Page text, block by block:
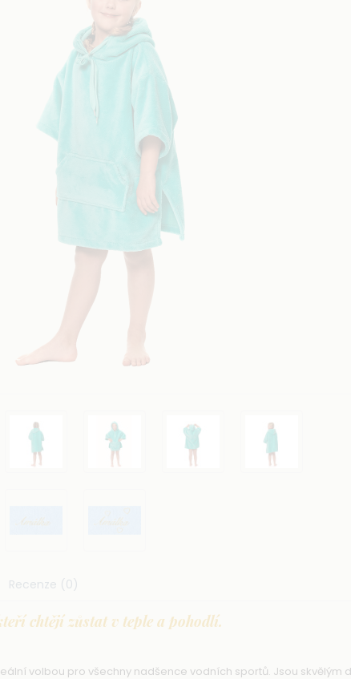
Recenze (0)
chtějí zůstat v teple a pohodlí.
volbou pro všechny nadšence vodních sportů. Jsou skvělým